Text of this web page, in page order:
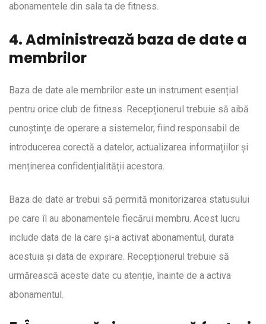
abonamentele din sala ta de fitness.
4. Administrează baza de date a
membrilor
Baza de date ale membrilor este un instrument esențial
pentru orice club de fitness. Recepționerul trebuie să aibă
cunoștințe de operare a sistemelor, fiind responsabil de
introducerea corectă a datelor, actualizarea informațiilor și
menținerea confidențialității acestora.
Baza de date ar trebui să permită monitorizarea statusului
pe care îl au abonamentele fiecărui membru. Acest lucru
include data de la care și-a activat abonamentul, durata
acestuia și data de expirare. Recepționerul trebuie să
urmărească aceste date cu atenție, înainte de a activa
abonamentul.